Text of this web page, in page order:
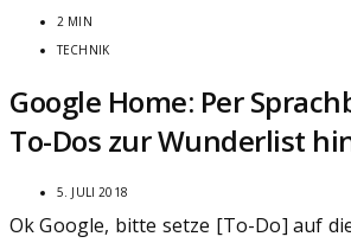
2 MIN
TECHNIK
Google Home: Per
To-Dos zur Wunderlist
5. JULI 2018
Ok Google, bitte setze [To-Do] auf